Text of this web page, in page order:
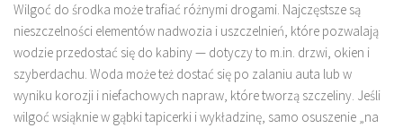
Wilgoć do środka może trafiać różnymi drogami. Najczęstsze są
nieszczelności elementów nadwozia i uszczelnień, które pozwalają
wodzie przedostać się do kabiny — dotyczy to m.in. drzwi, okien i
szyberdachu. Woda może też dostać się po zalaniu auta lub w
wyniku korozji i niefachowych napraw, które tworzą szczeliny. Jeśli
wilgoć wsiąknie w gąbki tapicerki i wykładzinę, samo osuszenie „na